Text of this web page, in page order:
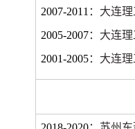
2007-2011 ：大连
2005-2007：大连
2001-2005：大连